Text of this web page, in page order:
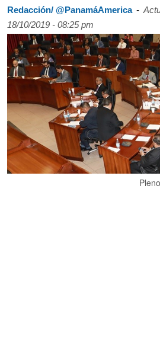
Redacción/ @PanamáAmerica -
18/10/2019 - 08:25 pm